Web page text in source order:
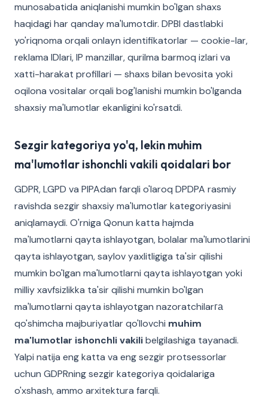
munosabatida aniqlanishi mumkin bo'lgan shaxs
haqidagi har qanday ma'lumotdir. DPBI dastlabki
yo'riqnoma orqali onlayn identifikatorlar — cookie-lar,
reklama IDlari, IP manzillar, qurilma barmoq izlari va
xatti-harakat profillari — shaxs bilan bevosita yoki
oqilona vositalar orqali bog'lanishi mumkin bo'lganda
shaxsiy ma'lumotlar ekanligini ko'rsatdi.
Sezgir kategoriya yo'q, lekin muhim
ma'lumotlar ishonchli vakili qoidalari bor
GDPR, LGPD va PIPAdan farqli o'laroq DPDPA rasmiy
ravishda sezgir shaxsiy ma'lumotlar kategoriyasini
aniqlamaydi. O'rniga Qonun katta hajmda
ma'lumotlarni qayta ishlayotgan, bolalar ma'lumotlarini
qayta ishlayotgan, saylov yaxlitligiga ta'sir qilishi
mumkin bo'lgan ma'lumotlarni qayta ishlayotgan yoki
milliy xavfsizlikka ta'sir qilishi mumkin bo'lgan
ma'lumotlarni qayta ishlayotgan nazoratchilarга
qo'shimcha majburiyatlar qo'llovchi muhim
ma'lumotlar ishonchli vakilibelgilashiga tayanadi.
Yalpi natija eng katta va eng sezgir protsessorlar
uchun GDPRning sezgir kategoriya qoidalariga
o'xshash, ammo arxitektura farqli.